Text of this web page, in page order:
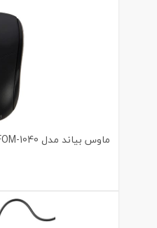
ماوس بیاند مدل FOM-1040